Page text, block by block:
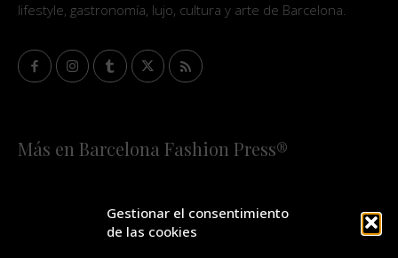
Gestionar el consentimiento
de las cookies
lifestyle, gastronomía, lujo, cultura y arte de Barcelona.
Más en Barcelona Fashion Press®
¡SUSCRÍBETE A NUESTRA FASHION NEWS!